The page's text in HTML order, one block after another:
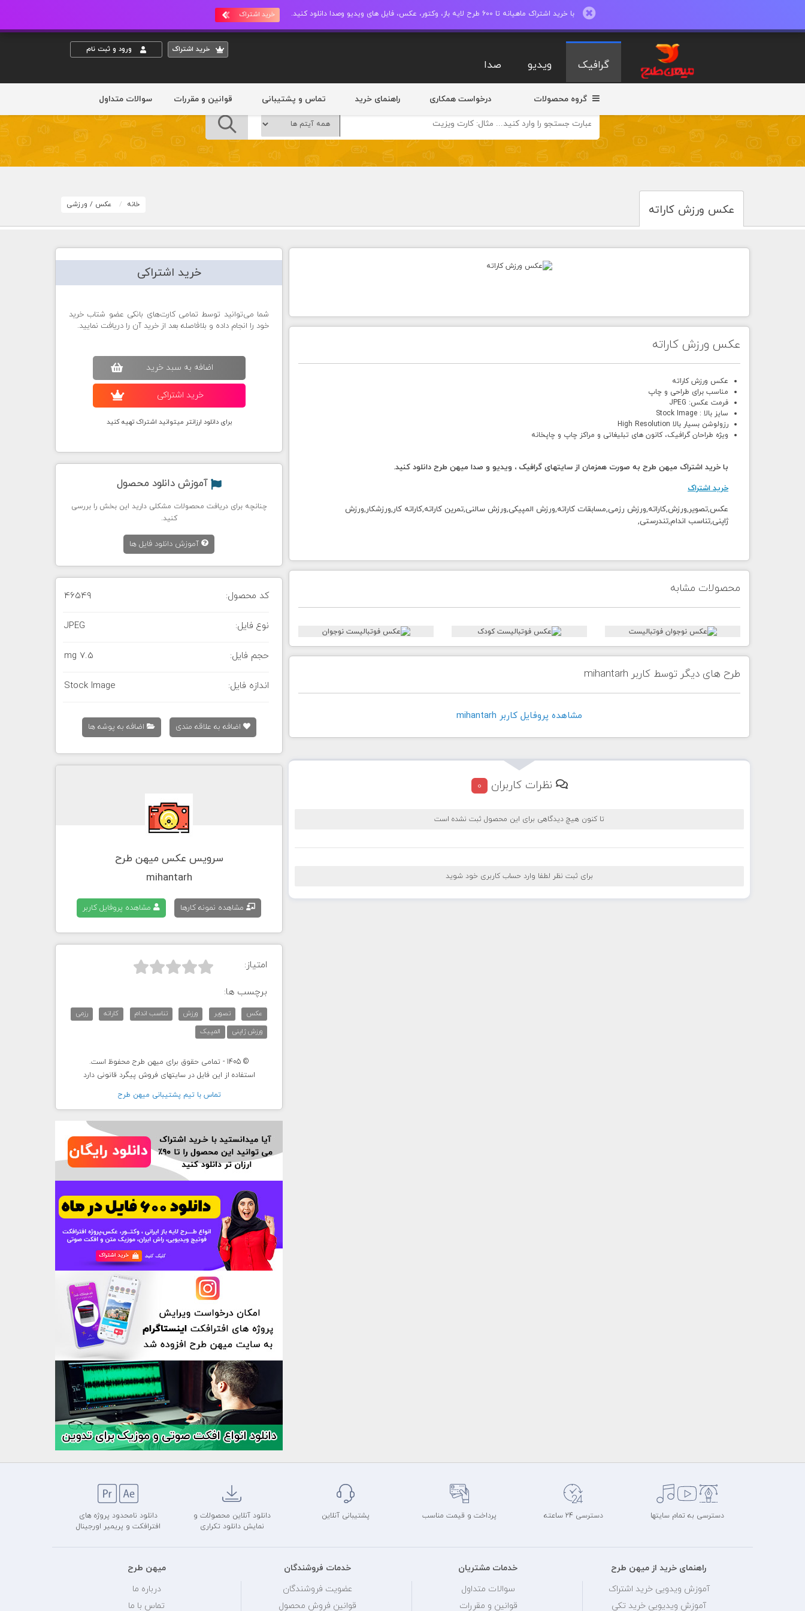
با خرید اشتراک ماهیانه تا 600 طرح لایه باز، وکتور، عکس، فایل های ویدیو وصدا دانلود کنید. خرید اشتراک
خريد اشتراک ورود و ثبت نام
گرافیک ویدیو صدا
گروه محصولات درخواست همکاری راهنمای خرید تماس و پشتیبانی قوانین و مقررات سوالات متداول
عکس ورزش کاراته خانه عکس / ورزشی
عکس ورزش کاراته
عکس ورزش کاراته
مناسب برای طراحی و چاپ
فرمت عکس: JPEG
سایز بالا : Stock Image
رزولوشن بسیار بالا High Resolution
ویژه طراحان گرافیک، کانون های تبلیغاتی و مراکز چاپ و چاپخانه
با خرید اشتراک میهن طرح به صورت همزمان از سایتهای گرافیک ، ویدیو و صدا میهن طرح دانلود کنید.
خرید اشتراک
عکس,تصویر,ورزش,کاراته,ورزش رزمی,مسابقات کاراته,ورزش المپیکی,ورزش سالنی,تمرین کاراته,کاراته کار,ورزشکار,ورزش
ژاپنی,تناسب اندام,تندرستی,
محصولات مشابه
طرح های دیگر توسط کاربر mihantarh
مشاهده پروفايل کاربر mihantarh
نظرات کاربران 0
تا کنون هیچ دیدگاهی برای این محصول ثبت نشده است
برای ثبت نظر لطفا وارد حساب کاربری خود شوید
خرید اشتراکی
شما می‌توانید توسط تمامی کارت‌های بانکی عضو شتاب خرید
خود را انجام داده و بلافاصله بعد از خرید آن را دریافت نمایید.
اضافه به سبد خريد
خريد اشتراکی
برای دانلود ارزانتر میتوانید اشتراک تهیه کنید
آموزش دانلود محصول
چنانچه برای دریافت محصولات مشکلی دارید این بخش را بررسی
کنید.
آموزش دانلود فایل ها
کد محصول: 46549
نوع فایل: JPEG
حجم فایل: 7.5 mg
اندازه فایل: Stock Image
اضافه به علاقه مندی اضافه به پوشه ها
سرویس عکس میهن طرح
mihantarh
مشاهده نمونه کارها مشاهده پروفایل کاربر
امتیاز: 


برچسب ها:
عکس تصویر ورزش تناسب اندام کاراته
رزمی
ورزش ژاپنی
المپیک
© 1405 - تمامی حقوق برای میهن طرح محفوظ است.
استفاده از این فایل در سایتهای فروش پیگرد قانونی دارد
تماس با تيم پشتيبانی ميهن طرح
دسترسی به تمام سایتها دسترسی 24 ساعته پرداخت و قیمت مناسب پشتیبانی آنلاین
دانلود آنلاین محصولات و
نمایش دانلود تکراری
دانلود نامحدود پروژه های
افترافکت و پریمیر اورجینال
راهنمای خرید از میهن طرح
آموزش ویدویی خرید اشتراک
آموزش ویدیویی خرید تکی
خدمات مشتریان
سوالات متداول
قوانین و مقررات
خدمات فروشندگان
عضویت فروشندگان
قوانین فروش محصول
میهن طرح
درباره ما
تماس با ما